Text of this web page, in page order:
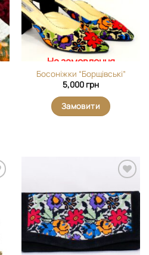
На замовлення
Босоніжки “Борщівські”
5,000 грн
Замовити
виріб у
вибране